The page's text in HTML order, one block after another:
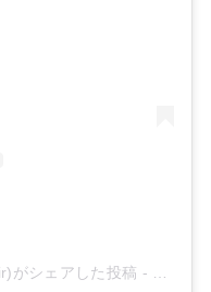
がシェアした投稿 -